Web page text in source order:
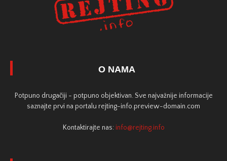
O NAMA
Potpuno drugačiji - potpuno objektivan. Sve najvažnije informacije
saznajte prvi na portalu rejting-info.preview-domain.com
Kontaktirajte nas: info@rejting.info